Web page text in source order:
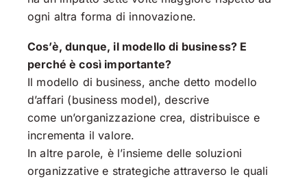
ogni altra forma di innovazione.
Cos’è, dunque, il modello di business? E
perché è così importante?
Il modello di business, anche detto modello
d’affari (business model), descrive
come un’organizzazione crea, distribuisce e
incrementa il valore.
In altre parole, è l’insieme delle soluzioni
organizzative e strategiche attraverso le quali